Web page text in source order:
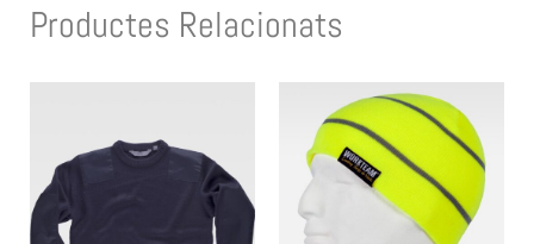
Productes Relacionats